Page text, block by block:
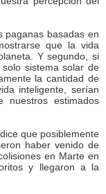
paganas basadas en
que la vida
Y segundo, si
sistema solar de
la cantidad de
inteligente, serían
nuestros estimados
que posiblemente
haber venido de
en Marte en
y llegaron a la